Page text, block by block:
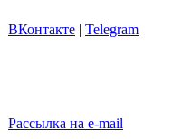
ВКонтакте | Telegram
Рассылка на e-mail